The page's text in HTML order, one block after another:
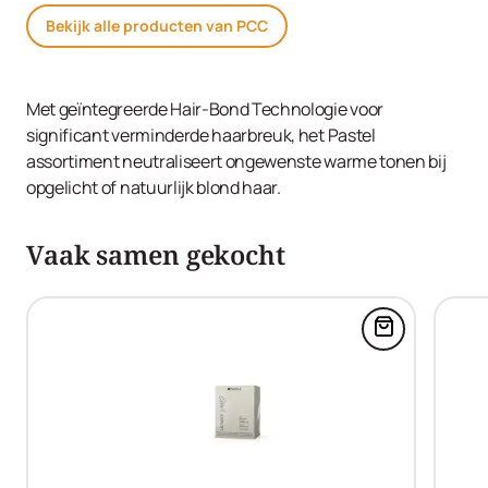
Bekijk alle producten van PCC
Met geïntegreerde Hair-Bond Technologie voor
significant verminderde haarbreuk, het Pastel
assortiment neutraliseert ongewenste warme tonen bij
opgelicht of natuurlijk blond haar.
Vaak samen gekocht
Voeg